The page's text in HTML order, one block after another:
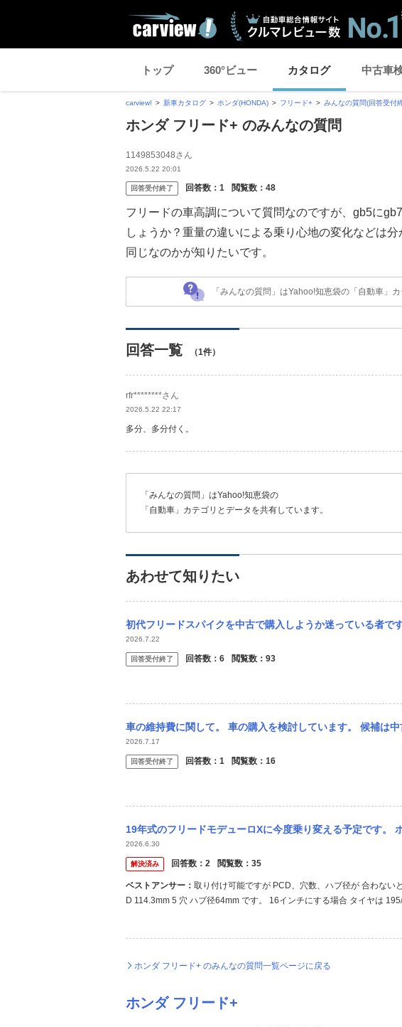
トップ 360°ビュー カタログ 中古車
carview! 新車カタログ ホンダ(HONDA) フリード+ みんなの質問(回答受付
ホンダ フリード+ のみんなの質問
1149853048さん
2026.5.22 20:01
回答受付終了 回答数： 1 閲覧数： 48
フリードの車高調について質問なのですが、gb5に
しょうか？重量の違いによる乗り心地の変化などは
同じなのかが知りたいです。
「みんなの質問」はYahoo!知恵袋の「自動車」
回答一覧 （1件）
rfr********さん
2026.5.22 22:17
多分、多分付く。
「みんなの質問」はYahoo!知恵袋の
「自動車」カテゴリとデータを共有しています。
あわせて知りたい
初代フリードスパイクを中古で購入しようか迷っている者です。 カーセンサーなどで見ると、 支払総額（税込）
2026.7.22
回答受付終了 回答数： 6 閲覧数： 93
車の維持費に関して。 車の購入を検討しています。 候補は中古のホンダ フリード＋です。 想定している条件は
2026.7.17
回答受付終了 回答数： 1 閲覧数： 16
19年式のフリードモデューロXに今度乗り変える予定です。 ホイールを購入しようと思うのですが、サイズで16
2026.6.30
解決済み 回答数： 2 閲覧数： 35
ベストアンサー： 取り付け可能ですが PCD、穴数、ハブ径が 合わない
D 114.3mm 5 穴 ハブ径64mm です。 16インチにする場合 タイヤは
ホンダ フリード+ のみんなの質問一覧ページに戻る
ホンダ フリード+